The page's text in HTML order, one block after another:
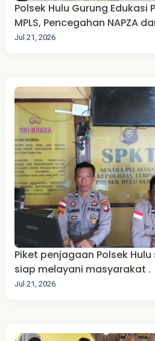
Polsek Hulu Gurung Edukasi
MPLS, Pencegahan NAPZA
Jul 21, 2026
Piket penjagaan Polsek Hulu siaga 1x12 jam dan
siap melayani masyarakat .
Jul 21, 2026